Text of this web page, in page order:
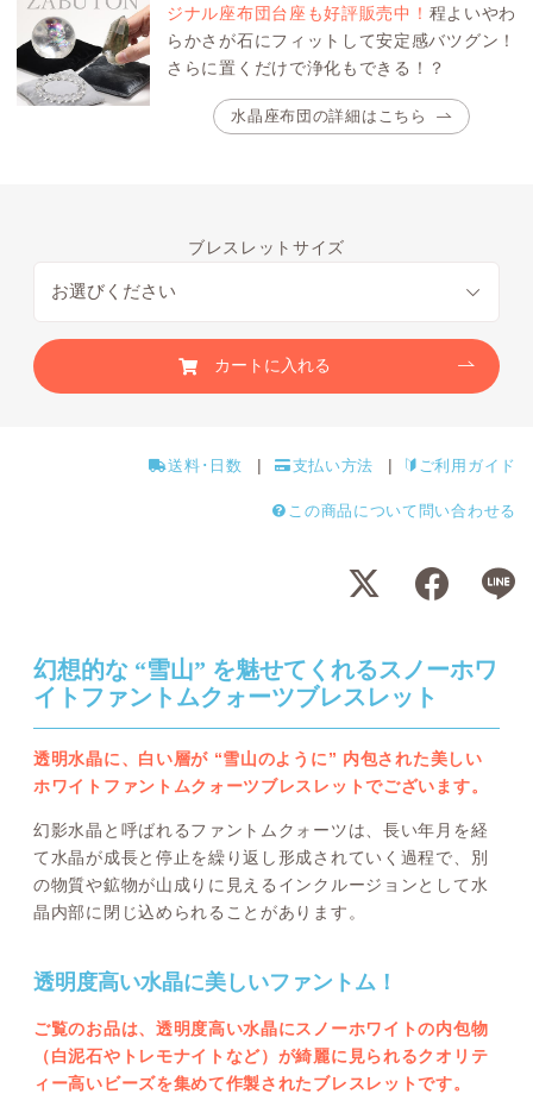
ジナル座布団台座も好評販売中！ 程よいやわ
らかさが石にフィットして安定感バツグン！
さらに置くだけで浄化もできる！？
水晶座布団の詳細はこちら
ブレスレットサイズ
カートに入れる
送料･日数 支払い方法 ご利用ガイド
この商品について問い合わせる
幻想的な “雪山” を魅せてくれるスノーホワ
イトファントムクォーツブレスレット
透明水晶に、白い層が “雪山のように” 内包された美しい
ホワイトファントムクォーツブレスレットでございます。
幻影水晶と呼ばれるファントムクォーツは、長い年月を経
て水晶が成長と停止を繰り返し形成されていく過程で、別
の物質や鉱物が山成りに見えるインクルージョンとして水
晶内部に閉じ込められることがあります。
透明度高い水晶に美しいファントム！
ご覧のお品は、透明度高い水晶にスノーホワイトの内包物
（白泥石やトレモナイトなど）が綺麗に見られるクオリテ
ィー高いビーズを集めて作製されたブレスレットです。